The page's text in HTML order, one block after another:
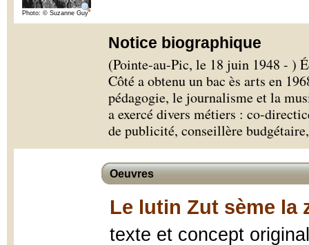
Photo: © Suzanne Guy
Notice biographique
(Pointe-au-Pic, le 18 juin 1948 - )
Côté a obtenu un bac ès arts en
pédagogie, le journalisme et la
a exercé divers métiers : co-
de publicité, conseillère
Oeuvres
Le lutin Zut sème la
texte et concept